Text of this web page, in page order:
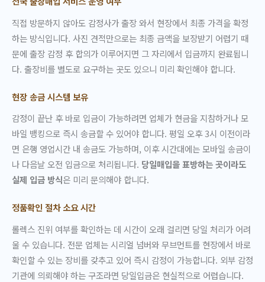
직접 방문하지 않아도 감정사가 출장 와서 현장에서 최종 가격을 확정
하는 방식입니다. 사진 견적만으로는 최종 금액을 보장받기 어렵기 때
문에 출장 감정 후 합의가 이루어지면 그 자리에서 입금까지 완료됩니
다. 출장비를 별도로 요구하는 곳도 있으니 미리 확인해야 합니다.
현장 송금 시스템 보유
감정이 끝난 후 바로 입금이 가능하려면 업체가 현금을 지참하거나 모
바일 뱅킹으로 즉시 송금할 수 있어야 합니다. 평일 오후 3시 이전이라
면 은행 영업시간 내 송금도 가능하며, 이후 시간대에는 모바일 송금이
나 다음날 오전 입금으로 처리됩니다. 당일매입을 표방하는 곳이라도
실제 입금 방식은 미리 문의해야 합니다.
정품확인 절차 소요 시간
롤렉스 진위 여부를 확인하는 데 시간이 오래 걸리면 당일 처리가 어려
울 수 있습니다. 전문 업체는 시리얼 넘버와 무브먼트를 현장에서 바로
확인할 수 있는 장비를 갖추고 있어 즉시 감정이 가능합니다. 외부 감정
기관에 의뢰해야 하는 구조라면 당일입금은 현실적으로 어렵습니다.